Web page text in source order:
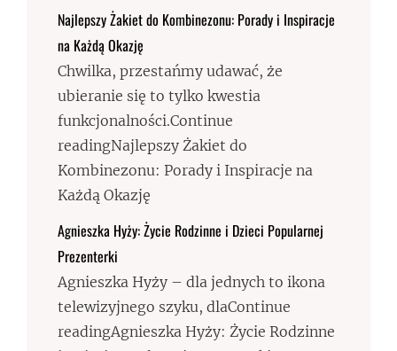
Najlepszy Żakiet do Kombinezonu: Porady i Inspiracje
na Każdą Okazję
Chwilka, przestańmy udawać, że
ubieranie się to tylko kwestia
funkcjonalności.Continue
readingNajlepszy Żakiet do
Kombinezonu: Porady i Inspiracje na
Każdą Okazję
Agnieszka Hyży: Życie Rodzinne i Dzieci Popularnej
Prezenterki
Agnieszka Hyży – dla jednych to ikona
telewizyjnego szyku, dlaContinue
readingAgnieszka Hyży: Życie Rodzinne